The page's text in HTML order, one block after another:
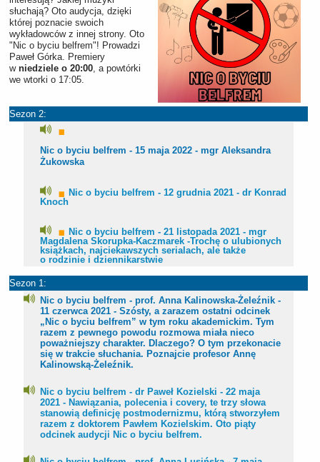
słuchają? Oto audycja, dzięki
której poznacie swoich
wykładowców z innej strony. Oto
"Nic o byciu belfrem"! Prowadzi
Paweł Górka. Premiery
w niedziele o 20:00 , a powtórki
we wtorki o 17:05.
Sezon 2:
Nic o byciu belfrem - 15 maja 2022 - mgr Aleksandra
Żukowska
Nic o byciu belfrem - 12 grudnia 2021 - dr Konrad
Knoch
Nic o byciu belfrem - 21 listopada 2021 - mgr
Magdalena Skorupka-Kaczmarek -Trochę o ulubionych
książkach, najciekawszych serialach, ale także
o rodzinie i dziennikarstwie
Sezon 1:
Nic o byciu belfrem - prof. Anna Kalinowska-Żeleźnik -
11 czerwca 2021 - Szósty, a zarazem ostatni odcinek
„Nic o byciu belfrem” w tym roku akademickim. Tym
razem z pewnego powodu rozmowa miała nieco
poważniejszy charakter. Dlaczego? O tym przekonacie
się w trakcie słuchania. Poznajcie profesor Annę
Kalinowską-Żeleźnik.
Nic o byciu belfrem - dr Paweł Kozielski - 22 maja
2021 - Nawiązania, polecenia i covery, te trzy słowa
stanowią definicję postmodernizmu, którą stworzyłem
razem z doktorem Pawłem Kozielskim. Oto piąty
odcinek audycji Nic o byciu belfrem.